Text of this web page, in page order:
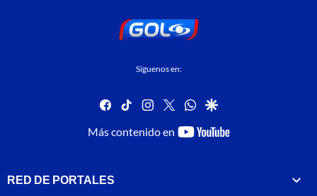
Síguenos en:
facebook
tiktok instagram
twitterwhatsapp
google
Más contenido en
youtube-
RED DE PORTALES